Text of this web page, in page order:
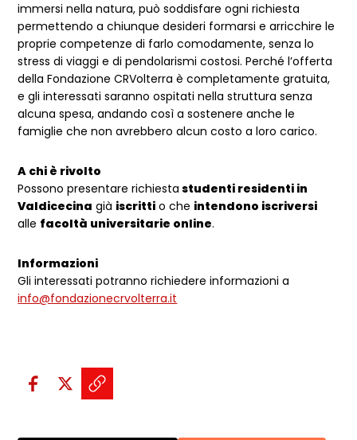
immersi nella natura, può soddisfare ogni richiesta
permettendo a chiunque desideri formarsi e arricchire le
proprie competenze di farlo comodamente, senza lo
stress di viaggi e di pendolarismi costosi. Perché l’offerta
della Fondazione CRVolterra è completamente gratuita,
e gli interessati saranno ospitati nella struttura senza
alcuna spesa, andando così a sostenere anche le
famiglie che non avrebbero alcun costo a loro carico.
A chi è rivolto
Possono presentare richiesta studenti residenti in
Valdicecina già iscritti o che intendono iscriversi
alle facoltà universitarie online.
Informazioni
Gli interessati potranno richiedere informazioni a
info@fondazionecrvolterra.it
Condividi sui social:
Condividi su Facebook - apre
Condividi su X - apre una
Copia il link e condividi -